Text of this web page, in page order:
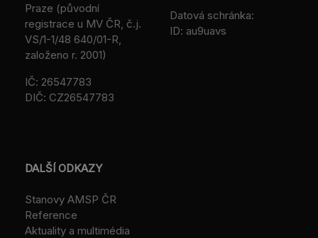
Praze (původní
registrace u MV ČR, č.j.
VS/1-1/48 640/01-R,
založeno r. 2001)
IČ: 26547783
DIČ: CZ26547783
Datová schránka:
ID: au9uavs
DALŠÍ ODKAZY
Stanovy AMSP ČR
Reference
Aktuality a multimédia